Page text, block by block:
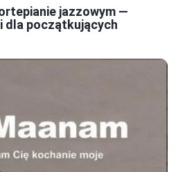
jazzowym —
dla początkujących